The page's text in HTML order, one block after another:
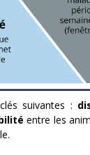
suivantes :
entre les